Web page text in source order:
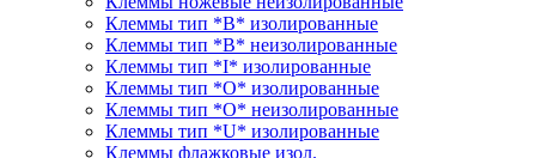
Клеммы тип *B* изолированные
Клеммы тип *B* неизолированные
Клеммы тип *I* изолированные
Клеммы тип *O* изолированные
Клеммы тип *O* неизолированные
Клеммы тип *U* изолированные
Клеммы флажковые изол.